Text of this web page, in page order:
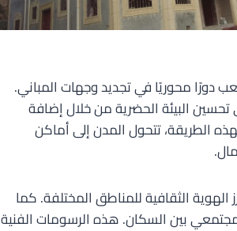
دورًا محوريًا في تجديد وجهات المباني.
البيئة الحضرية من خلال إضافة
الطريقة، تتحول المدن إلى أماكن
الهوية الثقافية للمناطق المختلفة. كما
بين السكان. هذه الرسومات الفنية